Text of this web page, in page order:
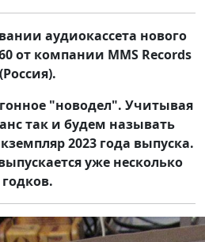
аудиокассета нового
от компании MMS Records
(Россия).
"новодел". Учитывая
так и будем называть
2023 года выпуска.
уже несколько
годков.